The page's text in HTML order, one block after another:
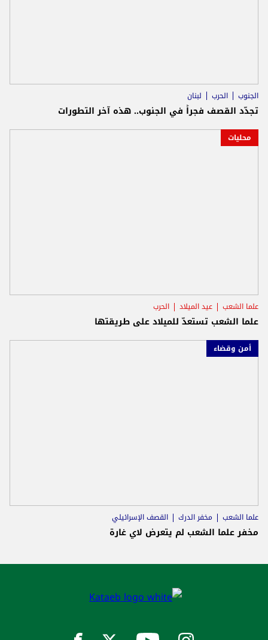
الجنوب الحرب لبنان
تجدّد القصف فجراً في الجنوب.. هذه آخر التطورات
محليات
علما الشعب عيد الميلاد الحرب
علما الشعب تستعدّ للميلاد على طريقتها
أمن وقضاء
علما الشعب مخفر الدرك القصف الإسرائيلي
مخفر علما الشعب لم يتعرض لاي غارة